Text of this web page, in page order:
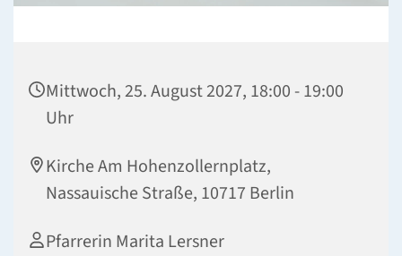
Mittwoch, 25. August 2027, 18:00 - 19:00
Uhr
Kirche Am Hohenzollernplatz,
Nassauische Straße, 10717 Berlin
Pfarrerin Marita Lersner